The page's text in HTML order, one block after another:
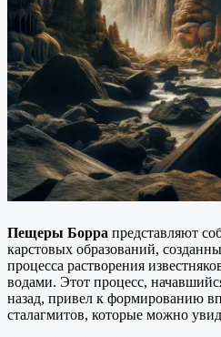
Пещеры Борра представляют
карстовых образований,
процесса растворения
водами. Этот процесс,
назад, привел к формированию
сталагмитов, которые можно